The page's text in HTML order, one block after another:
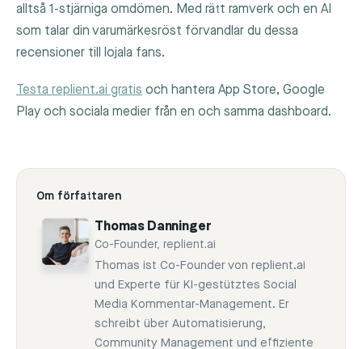
alltså 1-stjärniga omdömen. Med rätt ramverk och en AI
som talar din varumärkesröst förvandlar du dessa
recensioner till lojala fans.
Testa replient.ai gratis och hantera App Store, Google
Play och sociala medier från en och samma dashboard.
Om författaren
Thomas Danninger
Co-Founder, replient.ai
Thomas ist Co-Founder von replient.ai
und Experte für KI-gestütztes Social
Media Kommentar-Management. Er
schreibt über Automatisierung,
Community Management und effiziente